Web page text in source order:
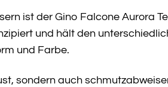
ist der Gino Falcone Aurora
und hält den
und Farbe.
sondern auch